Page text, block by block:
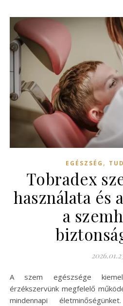
EGÉSZSÉG ,
Tobradex
használata és
a
A szem egészsége kiemelt fontosságú, hiszen
érzékszervünk megfelelő
mindennapi